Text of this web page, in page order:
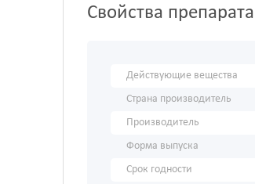
Свойства препарата
Действующие вещества
Страна производитель
Производитель
Форма выпуска
Срок годности